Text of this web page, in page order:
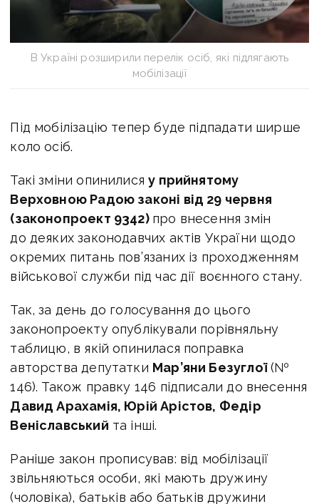
В Україні розширили перелік осіб, які підлягають
мобілізації
Під мобілізацію тепер буде підпадати ширше
коло осіб.
Такі зміни опинилисяу прийнятому
Верховною Радою законі від 29 червня
(законопроект 9342) про внесення змін
до деяких законодавчих актів України щодо
окремих питань пов’язаних із проходженням
військової служби під час дії воєнного стану.
Так, за день до голосування до цього
законопроекту опублікували порівняльну
таблицю, в якій опинилася поправка
авторства депутатки Мар’яни Безуглої(№
146). Також правку 146 підписали до внесення
ДавидАрахамія, Юрій Арістов, Федір
Веніславський та інші.
Раніше закон прописував: від мобілізації
звільняються особи, які мають дружину
(чоловіка), батьків або батьків дружини